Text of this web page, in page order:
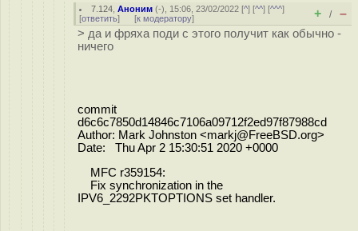
7.124 ,Аноним (-), 15:06, 23/02/2022 [^] [^^] [^^^]
[ответить] [к модератору] + / –
> да и фряха поди с этого получит как обычно -
ничего
commit
d6c6c7850d14846c7106a09712f2ed97f87988cd
Author: Mark Johnston <markj@FreeBSD.org>
Date: Thu Apr 2 15:30:51 2020 +0000
MFC r359154:
Fix synchronization in the
IPV6_2292PKTOPTIONS set handler.